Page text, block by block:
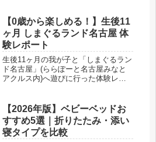
行を検討中の方に参考になれば幸いで
す！
【0歳から楽しめる！】生後11
ヶ月 しまぐるランド名古屋 体
験レポート
生後11ヶ月の我が子と「しまぐるラン
ド名古屋」(ららぽーと名古屋みなと
アクルス内)へ遊びに行った体験レポ
【2026年版】ベビーベッドお
すすめ5選｜折りたたみ・添い
寝タイプを比較